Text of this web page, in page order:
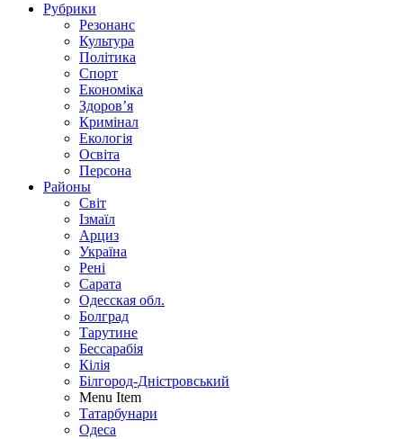
Рубрики
Резонанс
Культура
Політика
Спорт
Економіка
Здоров’я
Кримінал
Екологія
Освіта
Персона
Районы
Світ
Ізмаїл
Арциз
Україна
Рені
Сарата
Одесская обл.
Болград
Тарутине
Бессарабія
Кілія
Білгород-Дністровський
Menu Item
Татарбунари
Одеса